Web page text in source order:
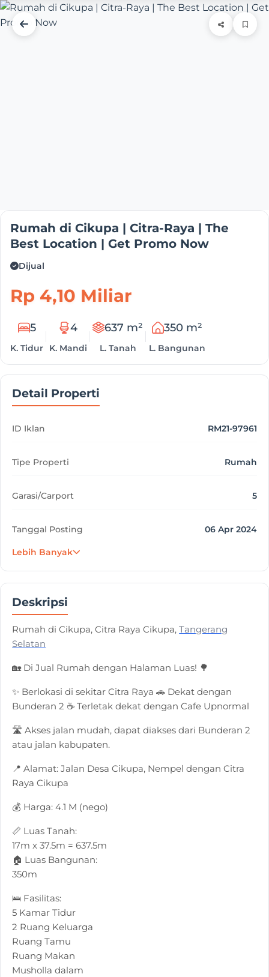
Rumah di Cikupa | Citra-Raya | The
Best Location | Get Promo Now
Dijual
Rp 4,10 Miliar
5
K. Tidur
4
K. Mandi
637 m²
L. Tanah
350 m²
L. Bangunan
Detail Properti
ID Iklan RM21-97961
Tipe Properti Rumah
Garasi/Carport 5
Tanggal Posting 06 Apr 2024
Lebih Banyak
Deskripsi
Rumah di Cikupa, Citra Raya Cikupa,Tangerang
Selatan
🏡 Di Jual Rumah dengan Halaman Luas! 🌳
✨ Berlokasi di sekitar Citra Raya 🚗 Dekat dengan
Bunderan 2 ☕ Terletak dekat dengan Cafe Upnormal
🛣 Akses jalan mudah, dapat diakses dari Bunderan 2
atau jalan kabupaten.
📍 Alamat: Jalan Desa Cikupa, Nempel dengan Citra
Raya Cikupa
💰 Harga: 4.1 M (nego)
📏 Luas Tanah:
17m x 37.5m = 637.5m
🏠 Luas Bangunan:
350m
🛌 Fasilitas:
5 Kamar Tidur
2 Ruang Keluarga
Ruang Tamu
Ruang Makan
Musholla dalam